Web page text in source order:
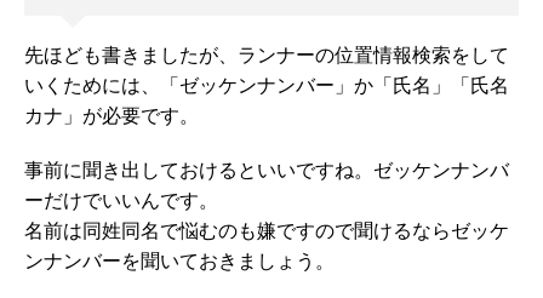
先ほども書きましたが、ランナーの位置情報検索をして
いくためには、「ゼッケンナンバー」か「氏名」「氏名
カナ」が必要です。
事前に聞き出しておけるといいですね。ゼッケンナンバ
ーだけでいいんです。
名前は同姓同名で悩むのも嫌ですので聞けるならゼッケ
ンナンバーを聞いておきましょう。